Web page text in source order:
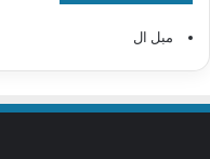
مبل ال